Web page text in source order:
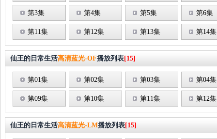
第3集 第4集 第5集 第6集
第11集 第12集 第13集 第14集
仙王的日常生活高清蓝光-OF播放列表[15]
第01集 第02集 第03集 第04集
第09集 第10集 第11集 第12集
仙王的日常生活高清蓝光-LM播放列表[15]